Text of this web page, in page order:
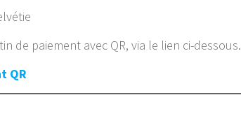
de paiement avec QR, via le lien ci-dessous.
QR